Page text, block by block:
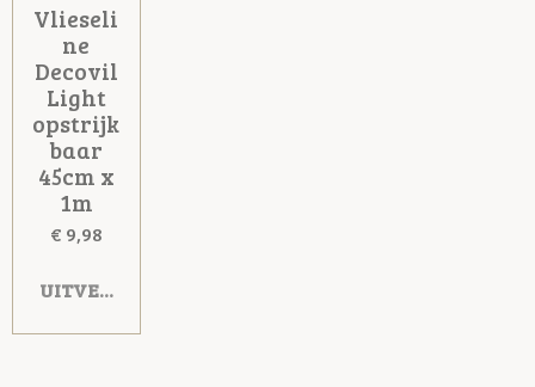
Vlieseli
ne
Decovil
Light
opstrijk
baar
45cm x
1m
€ 9,98
UITVERKOCHT